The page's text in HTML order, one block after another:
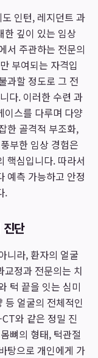
인턴, 레지던트 과
한 깊이 있는 임상
서 주관하는 전문의
부여되는 자격입
과할 정도로 그 전
다. 이러한 수련 과
이스를 다루며 다양
한 골격적 부조화,
부한 임상 경험은
핵심입니다. 따라서
예측 가능하고 안정
.
단
니라, 환자의 얼굴
교정과 전문의는 치
턱 끝을 잇는 심미
얼굴의 전체적인
와 같은 정밀 진
뼈의 형태, 턱관절
탕으로 개인에게 가